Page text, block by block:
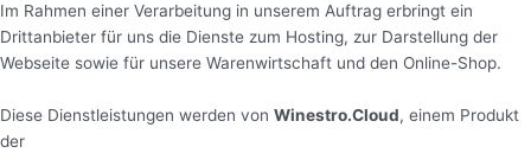
Im Rahmen einer Verarbeitung in unserem Auftrag erbringt ein
Drittanbieter für uns die Dienste zum Hosting, zur Darstellung der
Webseite sowie für unsere Warenwirtschaft und den Online-Shop.
Diese Dienstleistungen werden von Winestro.Cloud, einem Produkt
der